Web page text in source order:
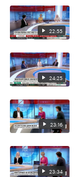
22:55
24:25
23:16
23:34